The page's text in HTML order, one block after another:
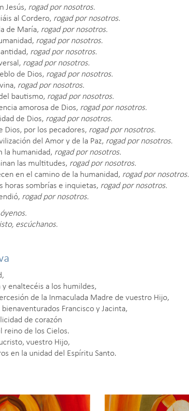
Jesús, rogad por nosotros.
al Cordero, rogad por nosotros.
de María, rogad por nosotros.
rogad por nosotros.
rogad por nosotros.
rogad por nosotros.
de Dios, rogad por nosotros.
rogad por nosotros.
bautismo, rogad por nosotros.
amorosa de Dios, rogad por nosotros.
de Dios, rogad por nosotros.
Dios, por los pecadores, rogad por nosotros.
del Amor y de la Paz, rogad por nosotros.
la humanidad, rogad por nosotros.
las multitudes, rogad por nosotros.
en el camino de la humanidad, rogad por nosotros.
horas sombrías e inquietas, rogad por nosotros.
rogad por nosotros.
escúchanos.
enaltecéis a los humildes,
de la Inmaculada Madre de vuestro Hijo,
Francisco y Jacinta,
de corazón
reino de los Cielos.
vuestro Hijo,
en la unidad del Espíritu Santo.